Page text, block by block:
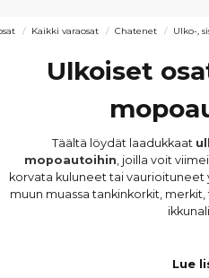
Kaikki varaosat Chatenet Ulko-,
Ulkoiset
Täältä löydät laadukkaat
mopoautoihin, joilla voit
korvata kuluneet tai vaurioituneet
muun muassa tankinkorkit,
CH46 ja Barooder -
Lue